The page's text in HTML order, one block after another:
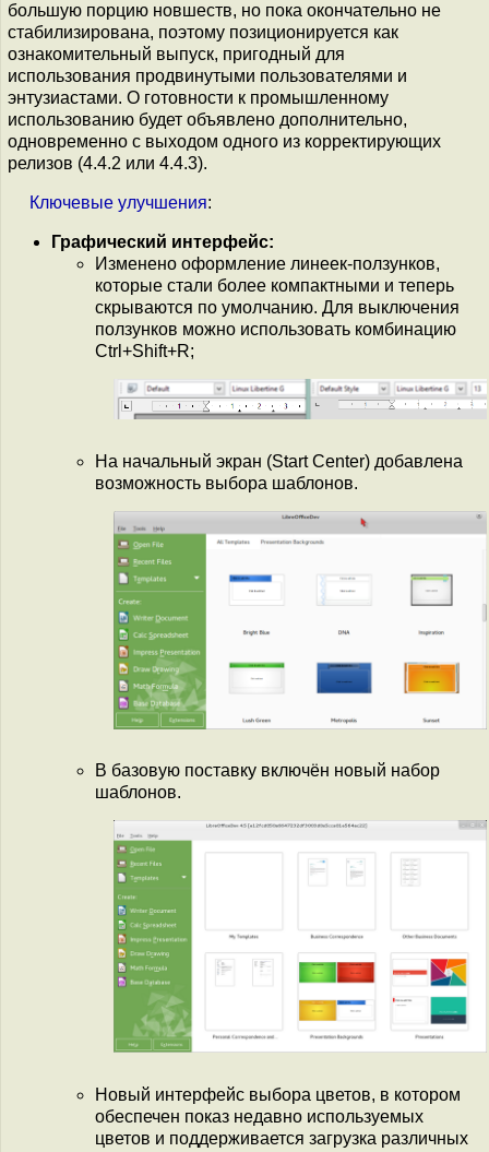
большую порцию новшеств, но пока окончательно не
стабилизирована, поэтому позиционируется как
ознакомительный выпуск, пригодный для
использования продвинутыми пользователями и
энтузиастами. О готовности к промышленному
использованию будет объявлено дополнительно,
одновременно с выходом одного из корректирующих
релизов (4.4.2 или 4.4.3).
Ключевые улучшения:
Графический интерфейс:
Изменено оформление линеек-ползунков,
которые стали более компактными и теперь
скрываются по умолчанию. Для выключения
ползунков можно использовать комбинацию
Ctrl+Shift+R;
На начальный экран (Start Center) добавлена
возможность выбора шаблонов.
В базовую поставку включён новый набор
шаблонов.
Новый интерфейс выбора цветов, в котором
обеспечен показ недавно используемых
цветов и поддерживается загрузка различных